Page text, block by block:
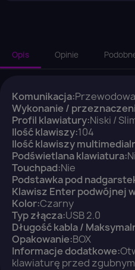
Opis Opinie
Komunikacja:Przewodowa
Wykonanie /
Profil klawiatury:Niski /
Ilość klawiszy:104
Ilość klawiszy
Podświetlana klawiatura:
Touchpad:Nie
Podstawka pod
Klawisz Enter podwójnej
Kolor:Czarny
Typ złącza:USB 2.0
Długość kabla /
Opakowanie:BOX
Informacje dodatkowe:
klawiaturę przed
Zaloguj się
You need to be logged in
wish list.
Anuluj